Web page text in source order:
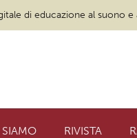
di educazione al suono e
RIVISTA